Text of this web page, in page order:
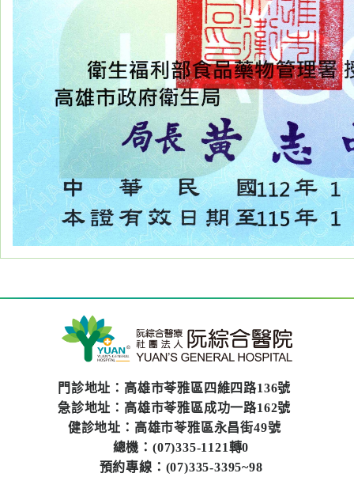
術
專
區
訊
息
專
員
工
專
區
門診地址：高雄市苓雅區四維四路136號
急診地址：高雄市苓雅區成功一路162號
健診地址：高雄市苓雅區永昌街49號
總機：(07)335-1121轉0
預約專線：(07)335-3395~98